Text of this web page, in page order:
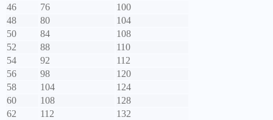
46
76
100
48
80
104
50
84
108
52
88
110
54
92
112
56
98
120
58
104
124
60
108
128
62
112
132